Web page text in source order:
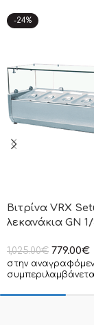
-24%
Βιτρίνα VRX
λεκανάκια GN
1,025.00€ 779.00€
στην